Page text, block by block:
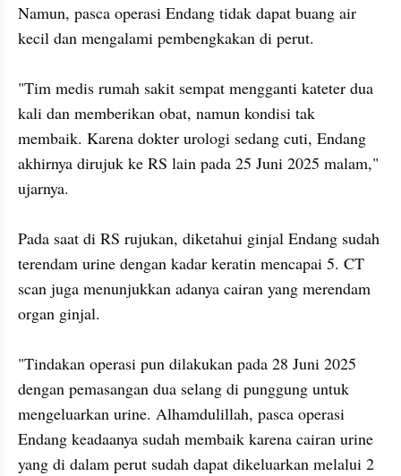
Namun, pasca operasi Endang tidak dapat buang air
kecil dan mengalami pembengkakan di perut.
"Tim medis rumah sakit sempat mengganti kateter dua
kali dan memberikan obat, namun kondisi tak
membaik. Karena dokter urologi sedang cuti, Endang
akhirnya dirujuk ke RS lain pada 25 Juni 2025 malam,"
ujarnya.
Pada saat di RS rujukan, diketahui ginjal Endang sudah
terendam urine dengan kadar keratin mencapai 5. CT
scan juga menunjukkan adanya cairan yang merendam
organ ginjal.
"Tindakan operasi pun dilakukan pada 28 Juni 2025
dengan pemasangan dua selang di punggung untuk
mengeluarkan urine. Alhamdulillah, pasca operasi
Endang keadaanya sudah membaik karena cairan urine
yang di dalam perut sudah dapat dikeluarkan melalui 2